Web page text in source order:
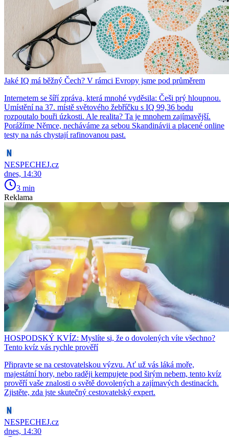
Jaké IQ má běžný Čech? V rámci Evropy jsme pod průměrem
Internetem se šíří zpráva, která mnohé vyděsila: Češi prý hloupnou.
Umístění na 37. místě světového žebříčku s IQ 99,36 bodu
rozpoutalo bouři úzkosti. Ale realita? Ta je mnohem zajímavější.
Porážíme Němce, necháváme za sebou Skandinávii a placené online
testy na nás chystají rafinovanou past.
NESPECHEJ.cz
dnes, 14:30
3 min
Reklama
HOSPODSKÝ KVÍZ: Myslíte si, že o dovolených víte všechno?
Tento kvíz vás rychle prověří
Připravte se na cestovatelskou výzvu. Ať už vás láká moře,
majestátní hory, nebo raději kempujete pod širým nebem, tento kvíz
prověří vaše znalosti o světě dovolených a zajímavých destinacích.
Zjistěte, zda jste skutečný cestovatelský expert.
NESPECHEJ.cz
dnes, 14:30